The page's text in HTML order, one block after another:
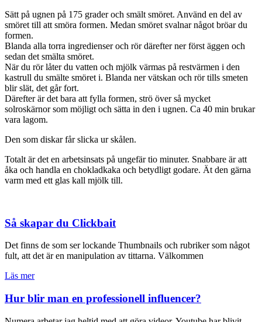
Sätt på ugnen på 175 grader och smält smöret. Använd en del av
smöret till att smöra formen. Medan smöret svalnar något bröar du
formen.
Blanda alla torra ingredienser och rör därefter ner först äggen och
sedan det smälta smöret.
När du rör låter du vatten och mjölk värmas på restvärmen i den
kastrull du smälte smöret i. Blanda ner vätskan och rör tills smeten
blir slät, det går fort.
Därefter är det bara att fylla formen, strö över så mycket
solroskärnor som möjligt och sätta in den i ugnen. Ca 40 min brukar
vara lagom.
Den som diskar får slicka ur skålen.
Totalt är det en arbetsinsats på ungefär tio minuter. Snabbare är att
åka och handla en chokladkaka och betydligt godare. Ät den gärna
varm med ett glas kall mjölk till.
Så skapar du Clickbait
Det finns de som ser lockande Thumbnails och rubriker som något
fult, att det är en manipulation av tittarna. Välkommen
Läs mer
Hur blir man en professionell influencer?